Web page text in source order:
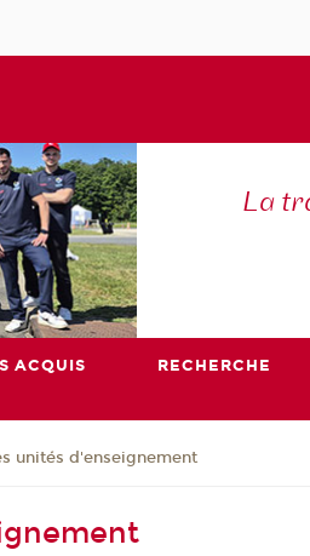
La
ACQUIS RECHERCHE
unités d'enseignement